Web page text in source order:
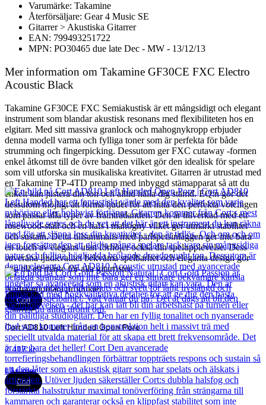
Varumärke: Takamine
Återförsäljare: Gear 4 Music SE
Gitarrer > Akustiska Gitarrer
EAN: 799493251722
MPN: PO30465 due late Dec - MW - 13/12/13
Mer information om Takamine GF30CE FXC Electro
Acoustic Black
Takamine GF30CE FXC Semiakustisk är ett mångsidigt och elegant
instrument som blandar akustisk resonans med flexibiliteten hos en
elgitarr. Med sitt massiva granlock och mahognykropp erbjuder
denna modell varma och fylliga toner som är perfekta för både
strumming och fingerpicking. Dessutom ger FXC cutaway -formen
enkel åtkomst till de övre banden vilket gör den idealisk för spelare
som vill utforska sin musikaliska kreativitet. Gitarren är utrustad med
en Takamine TP-4TD preamp med inbyggd stämapparat så att du
enkelt kan justera din ton och alltid hålla dig stämd. EQ:n gör det
dessutom möjligt att forma ljudet för att hitta den perfekta voicingen
som passar alla typer av framträdanden. Den är tillverkad med ett
rosewood-stall och en hals i mahogny vilket ger utmärkt stabilitet
och sustain. Detta tillsammans med pärlspetsinläggen ger inte bara
en touch av elegans utan förhöjer också din spelupplevelse. Dess
suveräna ljudkvalitet bekväma spelbarhet och eleganta design gör
den till ett måste för alla gitarrister.
Andra populära produkter
Cort
Cort AD810 Left Handed Open Pore
2 417kr
Läs mer
Cort